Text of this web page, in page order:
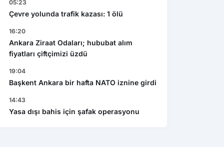
05:23
Çevre yolunda trafik kazası: 1 ölü
16:20
Ankara Ziraat Odaları; hububat alım
fiyatları çiftçimizi üzdü
19:04
Başkent Ankara bir hafta NATO iznine girdi
14:43
Yasa dışı bahis için şafak operasyonu